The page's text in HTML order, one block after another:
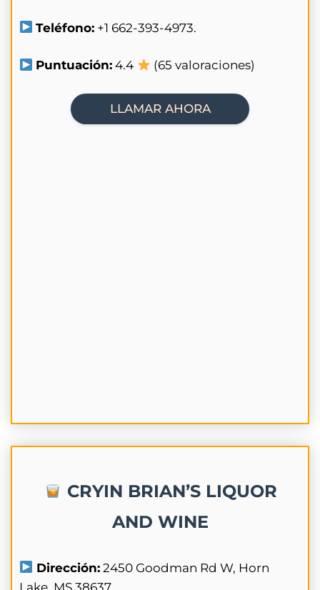
Teléfono: +1 662-393-4973.
Puntuación: 4.4 (65 valoraciones)
LLAMAR AHORA
CRYIN BRIAN’S LIQUOR
AND WINE
Dirección: 2450 Goodman Rd W, Horn
Lake, MS 38637